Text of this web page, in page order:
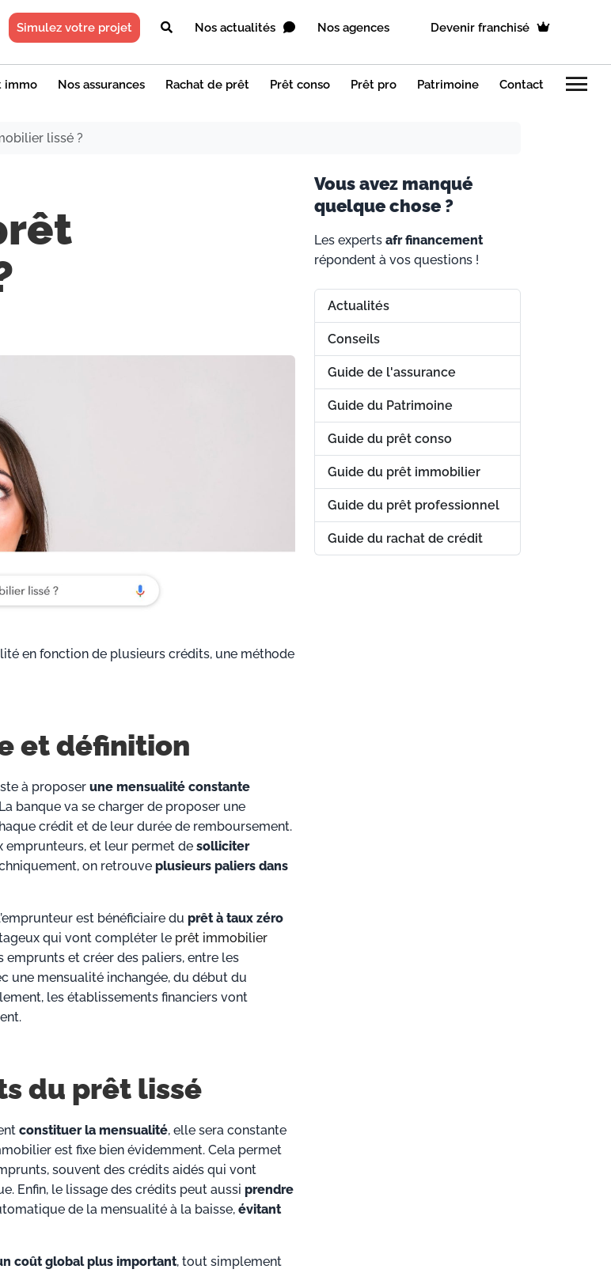
Simulez votre projet Nos actualités Nos agences Devenir franchisé
immo Nos assurances Rachat de prêt Prêt conso Prêt pro Patrimoine Contact menu
lissé ?
en fonction de plusieurs crédits, une méthode
et définition
à proposer une mensualité constante
banque va se charger de proposer une
crédit et de leur durée de remboursement.
et leur permet de solliciter
on retrouve plusieurs paliers dans
est bénéficiaire du prêt à taux zéro
qui vont compléter le prêt immobilier
emprunts et créer des paliers, entre les
une mensualité inchangée, du début du
les établissements financiers vont
du prêt lissé
constituer la mensualité, elle sera constante
est fixe bien évidemment. Cela permet
souvent des crédits aidés qui vont
Enfin, le lissage des crédits peut aussi prendre
de la mensualité à la baisse, évitant
coût global plus important, tout simplement
Vous avez manqué
quelque chose ?
Les experts afr financement
répondent à vos questions !
Actualités
Conseils
Guide de l'assurance
Guide du Patrimoine
Guide du prêt conso
Guide du prêt immobilier
Guide du prêt professionnel
Guide du rachat de crédit